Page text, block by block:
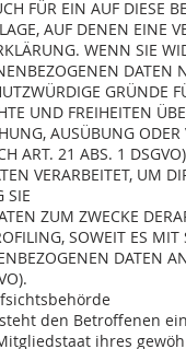
FÜR EIN AUF DIESE
AUF DENEN EINE
WENN SIE
DATEN
GRÜNDE
UND FREIHEITEN
AUSÜBUNG
ART. 21 ABS. 1
VERARBEITET, UM
SIE
ZUM ZWECKE
SOWEIT ES
DATEN
den Betroffenen
ihres